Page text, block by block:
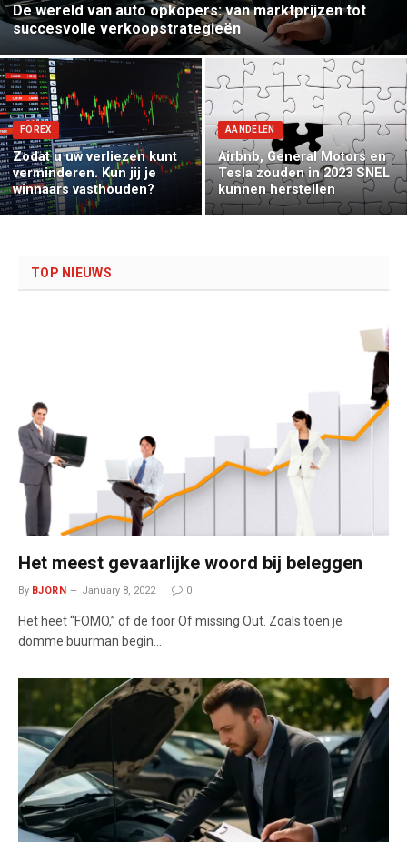
De wereld van auto opkopers: van marktprijzen tot
succesvolle verkoopstrategieën
FOREX
Zodat u uw verliezen kunt
verminderen. Kun jij je
winnaars vasthouden?
AANDELEN
Airbnb, General Motors en
Tesla zouden in 2023 SNEL
kunnen herstellen
TOP NIEUWS
Het meest gevaarlijke woord bij beleggen
By BJORN January 8, 2022 0
Het heet “FOMO,” of de foor Of missing Out. Zoals toen je
domme buurman begin…